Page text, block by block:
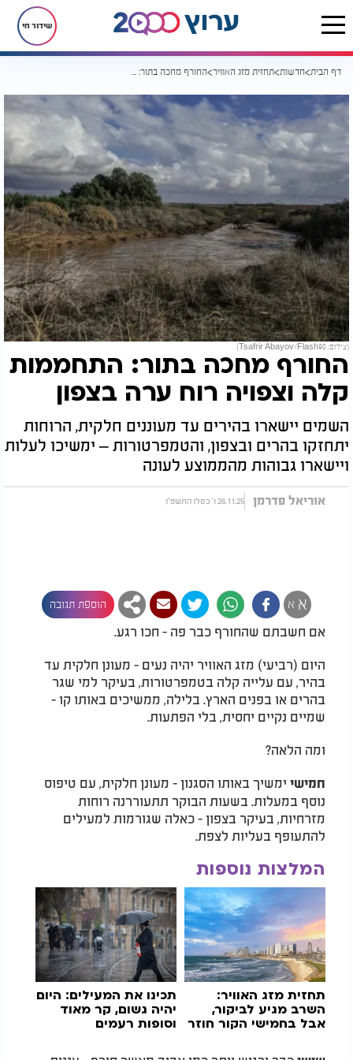
שידור חי
דף הבית חדשות תחזית מזג האוויר החורף מחכה בתור: התחממות קלה וצפויה רוח ערה בצפון
(צילום: Tsafrir Abayov/Flash90)
החורף מחכה בתור: התחממות
קלה וצפויה רוח ערה בצפון
השמים יישארו בהירים עד מעוננים חלקית, הרוחות
יתחזקו בהרים ובצפון, והטמפרטורות – ימשיכו לעלות
ויישארו גבוהות מהממוצע לעונה
אוריאל פדרמן 26.11.25 ו' כסלו התשפ"ו
א א הוספת תגובה
אם חשבתם שהחורף כבר פה - חכו רגע.
היום (רביעי) מזג האוויר יהיה נעים - מעונן חלקית עד
בהיר, עם עלייה קלה בטמפרטורות, בעיקר למי שגר
בהרים או בפנים הארץ. בלילה, ממשיכים באותו קו -
שמיים נקיים יחסית, בלי הפתעות.
ומה הלאה?
חמישי ימשיך באותו הסגנון - מעונן חלקית, עם טיפוס
נוסף במעלות. בשעות הבוקר תתעוררנה רוחות
מזרחיות, בעיקר בצפון - כאלה שגורמות למעילים
להתעופף בעליות לצפת.
המלצות נוספות
תחזית מזג האוויר:
השרב מגיע לביקור,
אבל בחמישי הקור חוזר
תכינו את המעילים: היום
יהיה גשום, קר מאוד
וסופות רעמים